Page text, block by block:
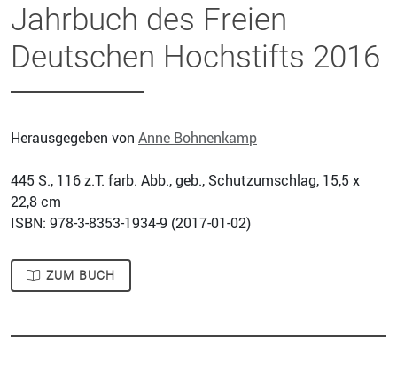
Jahrbuch des Freien
Deutschen Hochstifts 2016
Herausgegeben von Anne Bohnenkamp
445 S., 116 z.T. farb. Abb., geb., Schutzumschlag, 15,5 x
22,8 cm
ISBN: 978-3-8353-1934-9 (2017-01-02)
ZUM BUCH